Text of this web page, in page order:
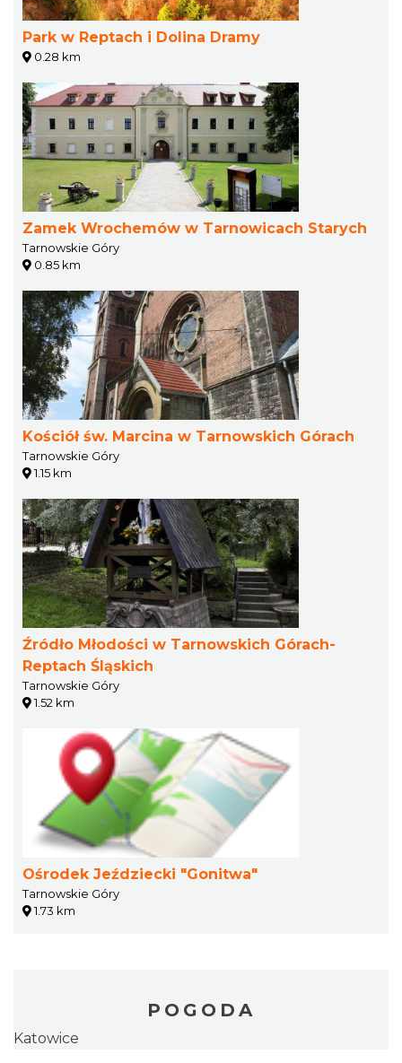
Park w Reptach i Dolina Dramy
0.28 km
Zamek Wrochemów w Tarnowicach Starych
Tarnowskie Góry
0.85 km
Kościół św. Marcina w Tarnowskich Górach
Tarnowskie Góry
1.15 km
Źródło Młodości w Tarnowskich Górach-
Reptach Śląskich
Tarnowskie Góry
1.52 km
Ośrodek Jeździecki "Gonitwa"
Tarnowskie Góry
1.73 km
POGODA
Katowice